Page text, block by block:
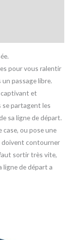
pour vous ralentir
passage libre.
captivant et
se partagent les
sa ligne de départ.
case, ou pose une
doivent contourner
sortir très vite,
ligne de départ a